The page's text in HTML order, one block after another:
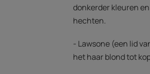
donkerder kleuren
hechten.
- Lawsone (een lid
het haar blond tot